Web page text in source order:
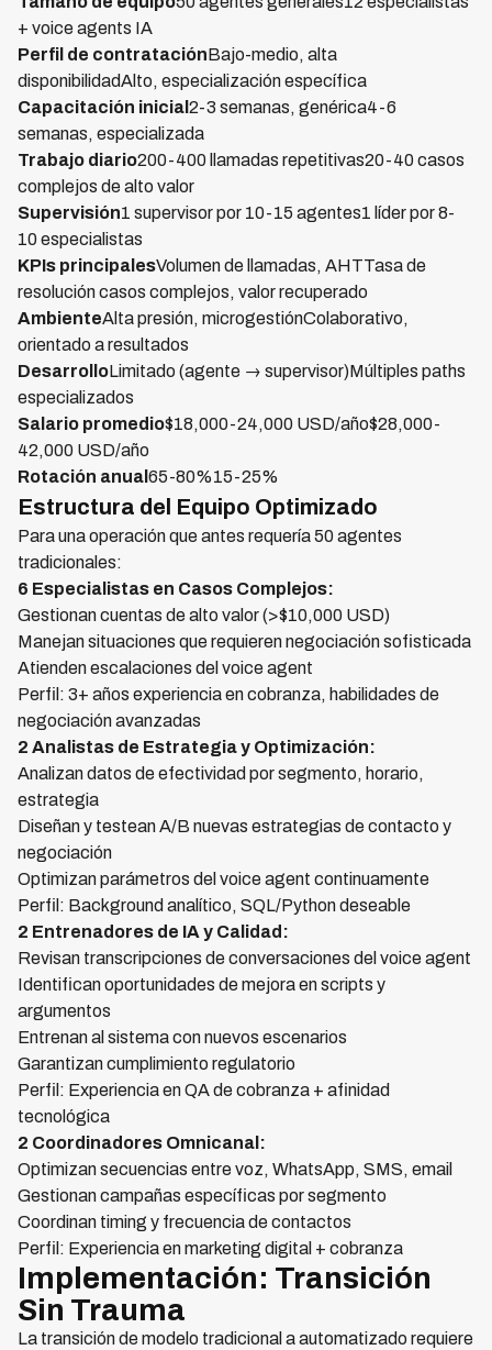
+ voice agents IA
Perfil de contrataciónBajo-medio, alta
disponibilidadAlto, especialización específica
Capacitación inicial 2-3 semanas, genérica4-6
semanas, especializada
Trabajo diario200-400 llamadas repetitivas20-40 casos
complejos de alto valor
Supervisión1 supervisor por 10-15 agentes1 líder por 8-
10 especialistas
KPIs principalesVolumen de llamadas, AHTTasa de
resolución casos complejos, valor recuperado
AmbienteAlta presión, microgestiónColaborativo,
orientado a resultados
DesarrolloLimitado (agente → supervisor)Múltiples paths
especializados
Salario promedio$18,000-24,000 USD/año$28,000-
42,000 USD/año
Rotación anual 65-80%15-25%
Estructura del Equipo Optimizado
Para una operación que antes requería 50 agentes
tradicionales:
6 Especialistas en Casos Complejos:
Gestionan cuentas de alto valor (>$10,000 USD)
Manejan situaciones que requieren negociación sofisticada
Atienden escalaciones del voice agent
Perfil: 3+ años experiencia en cobranza, habilidades de
negociación avanzadas
2 Analistas de Estrategia y Optimización:
Analizan datos de efectividad por segmento, horario,
estrategia
Diseñan y testean A/B nuevas estrategias de contacto y
negociación
Optimizan parámetros del voice agent continuamente
Perfil: Background analítico, SQL/Python deseable
2 Entrenadores de IA y Calidad:
Revisan transcripciones de conversaciones del voice agent
Identifican oportunidades de mejora en scripts y
argumentos
Entrenan al sistema con nuevos escenarios
Garantizan cumplimiento regulatorio
Perfil: Experiencia en QA de cobranza + afinidad
tecnológica
2 Coordinadores Omnicanal:
Optimizan secuencias entre voz, WhatsApp, SMS, email
Gestionan campañas específicas por segmento
Coordinan timing y frecuencia de contactos
Perfil: Experiencia en marketing digital + cobranza
Implementación: Transición
Sin Trauma
La transición de modelo tradicional a automatizado requiere